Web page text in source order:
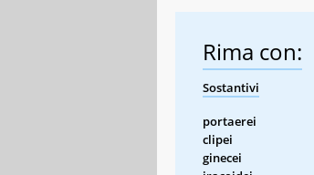
Rima con:
Sostantivi
portaerei
clipei
ginecei